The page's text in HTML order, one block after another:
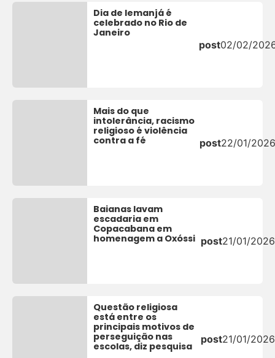
Dia de Iemanjá é
celebrado no Rio de
Janeiro
post02/02/
Mais do que
intolerância, racismo
religioso é violência
contra a fé
post22/01/
Baianas lavam
escadaria em
Copacabana em
homenagem a Oxóssi post21/01/2026
Questão religiosa
está entre os
principais motivos de
perseguição nas
escolas, diz pesquisa
post21/01/2026